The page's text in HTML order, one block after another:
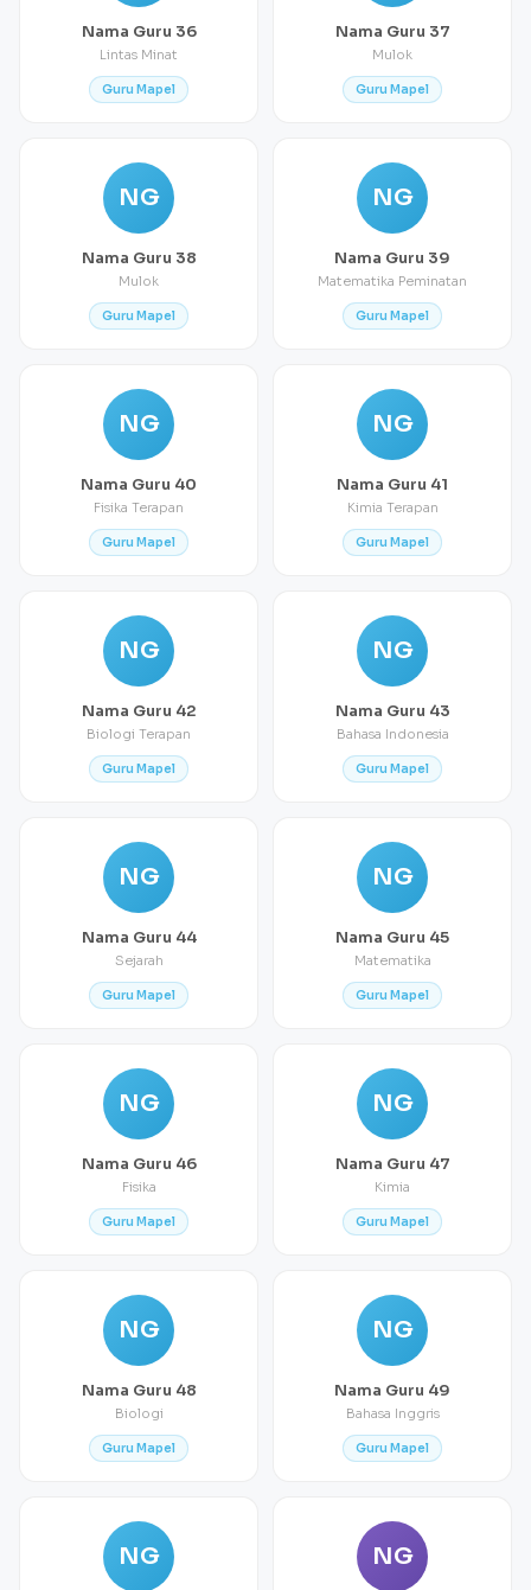
Nama Guru 36
Lintas Minat
Guru Mapel
Nama Guru 37
Mulok
Guru Mapel
NG
Nama Guru 38
Mulok
Guru Mapel
NG
Nama Guru 39
Matematika Peminatan
Guru Mapel
NG
Nama Guru 40
Fisika Terapan
Guru Mapel
NG
Nama Guru 41
Kimia Terapan
Guru Mapel
NG
Nama Guru 42
Biologi Terapan
Guru Mapel
NG
Nama Guru 43
Bahasa Indonesia
Guru Mapel
NG
Nama Guru 44
Sejarah
Guru Mapel
NG
Nama Guru 45
Matematika
Guru Mapel
NG
Nama Guru 46
Fisika
Guru Mapel
NG
Nama Guru 47
Kimia
Guru Mapel
NG
Nama Guru 48
Biologi
Guru Mapel
NG
Nama Guru 49
Bahasa Inggris
Guru Mapel
NG NG